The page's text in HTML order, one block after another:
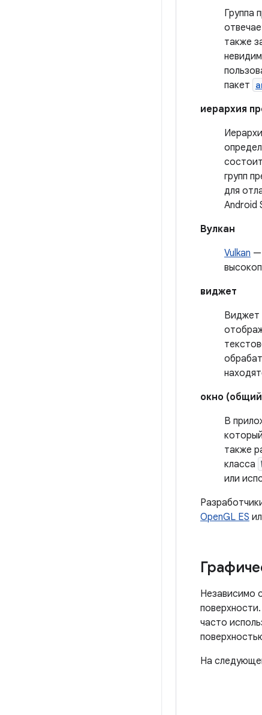
Группа
также
пакет
иерархия
групп
для
Android
Вулкан
Vulkan —
виджет
Виджет
окно
В
также
класса
или
OpenGL ES
Независимо
часто
На